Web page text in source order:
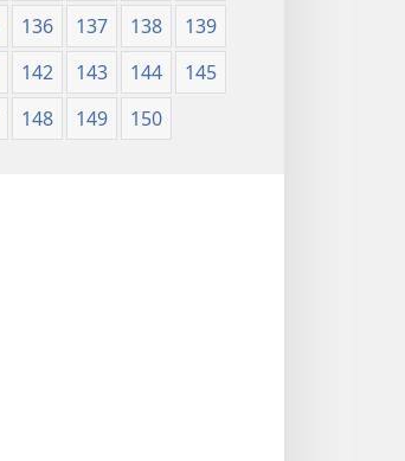
136 137 138
139
142 143 144
145
148 149 150